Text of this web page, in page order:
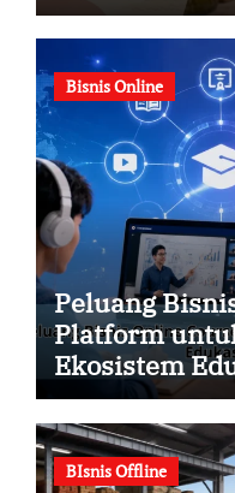
Bisnis Online
Peluang
Platform
Ekosistem
Kini
BIsnis Offline